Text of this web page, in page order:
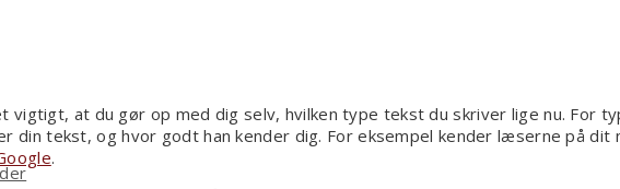
at du gør op med dig selv, hvilken type tekst du skriver lige nu. For
din tekst, og hvor godt han kender dig. For eksempel kender læserne på dit
.